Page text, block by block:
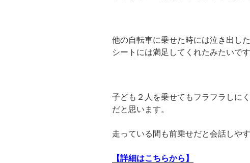
他の自転車に乗せた時には泣き出し
シートには満足してくれたみたいです
子ども２人を乗せてもフラフラしに
だと思います。
走っている間も前乗せだと会話しやす
【詳細はこちらから】